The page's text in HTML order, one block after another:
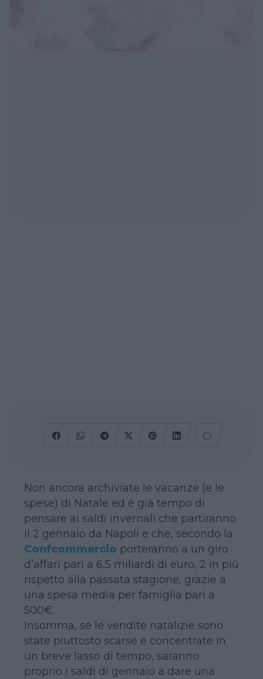
Non ancora archiviate le vacanze (e le
spese) di Natale ed è già tempo di
pensare ai saldi invernali che partiranno
il 2 gennaio da Napoli e che, secondo la
Confcommercio porteranno a un giro
d’affari pari a 6,5 miliardi di euro, 2 in più
rispetto alla passata stagione, grazie a
una spesa media per famiglia pari a
500€.
Insomma, se le vendite natalizie sono
state piuttosto scarse e concentrate in
un breve lasso di tempo, saranno
proprio i saldi di gennaio a dare una